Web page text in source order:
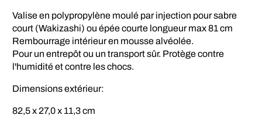
Valise en polypropylène moulé par injection pour sabre
court (Wakizashi) ou épée courte longueur max 81 cm
Rembourrage intérieur en mousse alvéolée.
Pour un entrepôt ou un transport sûr. Protège contre
l'humidité et contre les chocs.
Dimensions extérieur:
82,5 x 27,0 x 11,3 cm